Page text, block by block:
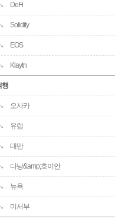
DeFi
Solidity
EOS
Klaytn
행
오사카
유럽
대만
다낭&amp;호이안
뉴욕
미서부